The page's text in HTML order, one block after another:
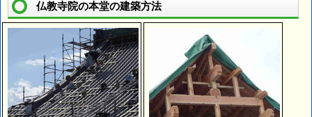
仏教寺院の本堂の建築方法